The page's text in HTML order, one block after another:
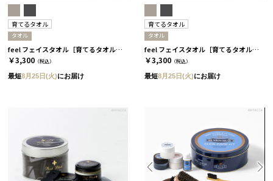
育てるタオル
タオル
feel フェイスタオル［育てるタオル］/ ムーングレージュ
￥3,300 （税込）
最短8月25日(火)にお届け
育てるタオル
タオル
feel フェイスタオル［育てるタオル］/ チャコール
￥3,300 （税込）
最短8月25日(火)にお届け